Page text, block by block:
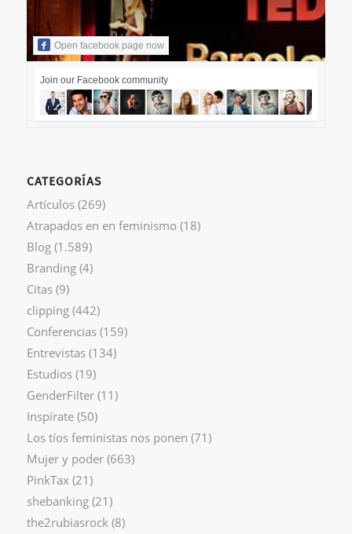
Open facebook page now
Join our Facebook community
CATEGORÍAS
Artículos(269)
Atrapados en en feminismo (18)
Blog(1.589)
Branding(4)
Citas(9)
clipping(442)
Conferencias(159)
Entrevistas(134)
Estudios(19)
GenderFilter(11)
Inspírate(50)
Los tíos feministas nos ponen (71)
Mujer y poder(663)
PinkTax (21)
shebanking(21)
the2rubiasrock (8)